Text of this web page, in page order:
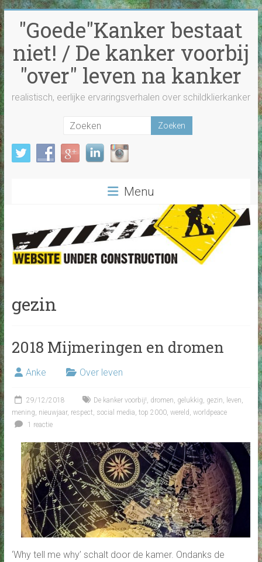
Ga
naar
inhoud"Goede"Kanker bestaat
niet! / De kanker voorbij
"over" leven na kanker
realistisch, eerlijke ervaringsverhalen over schildklierkanker
Menu
gezin
2018 Mijmeringen en dromen
Anke Over leven
29/12/2018 De kanker voorbij! dromen gelukkig gezin leven
mening nieuwjaar, respect social media top 2000, wereld worldpeace
1 reactie
‘Why tell me why’ schalt door de kamer. Ondanks de